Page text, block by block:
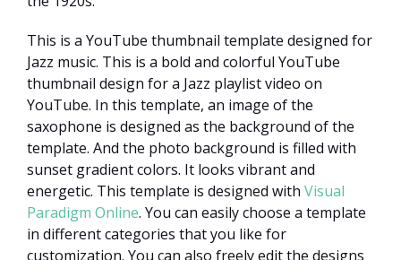
This is a YouTube thumbnail template designed for
Jazz music. This is a bold and colorful YouTube
thumbnail design for a Jazz playlist video on
YouTube. In this template, an image of the
saxophone is designed as the background of the
template. And the photo background is filled with
sunset gradient colors. It looks vibrant and
energetic. This template is designed with Visual
Paradigm Online. You can easily choose a template
in different categories that you like for
customization. You can also freely edit the designs